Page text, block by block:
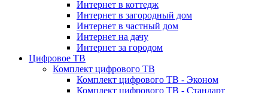
Интернет в коттедж
Интернет в загородный дом
Интернет в частный дом
Интернет на дачу
Интернет за городом
Цифровое ТВ
Комплект цифрового ТВ
Комплект цифрового ТВ - Эконом
Комплект цифрового ТВ - Стандарт